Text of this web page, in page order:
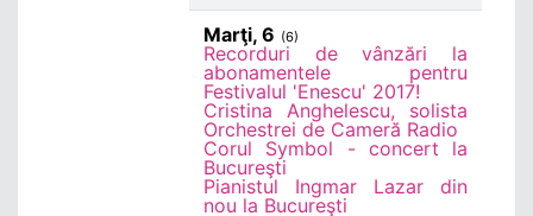
Marţi, 6 (6)
Recorduri de vânzări la
abonamentele pentru
Festivalul 'Enescu' 2017!
Cristina Anghelescu, solista
Orchestrei de Cameră Radio
Corul Symbol - concert la
Bucureşti
Pianistul Ingmar Lazar din
nou la Bucureşti